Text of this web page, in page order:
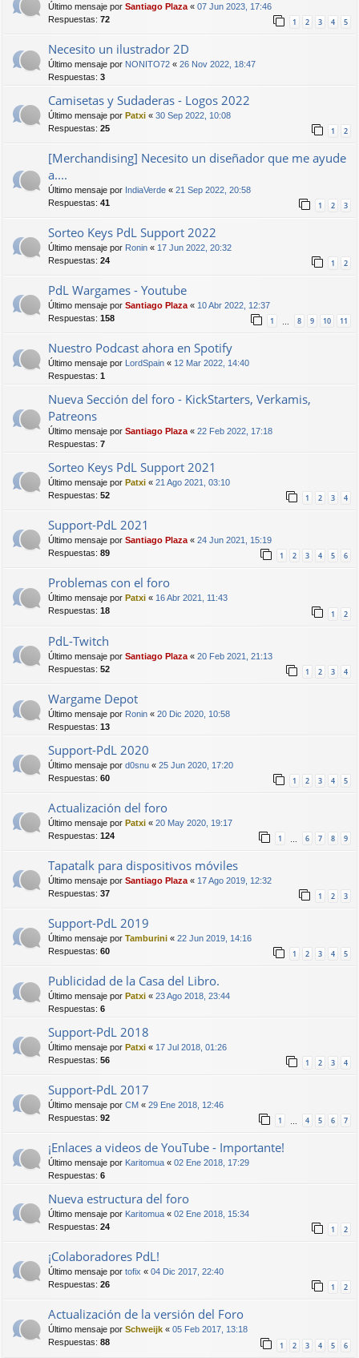
Último mensaje por Santiago Plaza « 07 Jun 2023, 17:46
Respuestas: 72 1 2 3 4 5
Necesito un ilustrador 2D
Último mensaje por NONITO72 « 26 Nov 2022, 18:47
Respuestas: 3
Camisetas y Sudaderas - Logos 2022
Último mensaje por Patxi « 30 Sep 2022, 10:08
Respuestas: 25 1 2
[Merchandising] Necesito un diseñador que me ayude
a....
Último mensaje por IndiaVerde « 21 Sep 2022, 20:58
Respuestas: 41 1 2 3
Sorteo Keys PdL Support 2022
Último mensaje por Ronin « 17 Jun 2022, 20:32
Respuestas: 24 1 2
PdL Wargames - Youtube
Último mensaje por Santiago Plaza « 10 Abr 2022, 12:37
Respuestas: 158 1 … 8 9 10 11
Nuestro Podcast ahora en Spotify
Último mensaje por LordSpain « 12 Mar 2022, 14:40
Respuestas: 1
Nueva Sección del foro - KickStarters, Verkamis,
Patreons
Último mensaje por Santiago Plaza « 22 Feb 2022, 17:18
Respuestas: 7
Sorteo Keys PdL Support 2021
Último mensaje por Patxi « 21 Ago 2021, 03:10
Respuestas: 52 1 2 3 4
Support-PdL 2021
Último mensaje por Santiago Plaza « 24 Jun 2021, 15:19
Respuestas: 89 1 2 3 4 5 6
Problemas con el foro
Último mensaje por Patxi « 16 Abr 2021, 11:43
Respuestas: 18 1 2
PdL-Twitch
Último mensaje por Santiago Plaza « 20 Feb 2021, 21:13
Respuestas: 52 1 2 3 4
Wargame Depot
Último mensaje por Ronin « 20 Dic 2020, 10:58
Respuestas: 13
Support-PdL 2020
Último mensaje por d0snu « 25 Jun 2020, 17:20
Respuestas: 60 1 2 3 4 5
Actualización del foro
Último mensaje por Patxi « 20 May 2020, 19:17
Respuestas: 124 1 6 7 8 9
Tapatalk para dispositivos móviles
Último mensaje por Santiago Plaza « 17 Ago 2019, 12:32
Respuestas: 37 1 2 3
Support-PdL 2019
Último mensaje por Tamburini « 22 Jun 2019, 14:16
Respuestas: 60 1 2 3 4 5
Publicidad de la Casa del Libro.
Último mensaje por Patxi « 23 Ago 2018, 23:44
Respuestas: 6
Support-PdL 2018
Último mensaje por Patxi « 17 Jul 2018, 01:26
Respuestas: 56 1 2 3 4
Support-PdL 2017
Último mensaje por CM « 29 Ene 2018, 12:46
Respuestas: 92 1 … 4 5 6 7
¡Enlaces a videos de YouTube - Importante!
Último mensaje por Karitomua « 02 Ene 2018, 17:29
Respuestas: 6
Nueva estructura del foro
Último mensaje por Karitomua « 02 Ene 2018, 15:34
Respuestas: 24 1 2
¡Colaboradores PdL!
Último mensaje por tofix « 04 Dic 2017, 22:40
Respuestas: 26 1 2
Actualización de la versión del Foro
Último mensaje por Schweijk « 05 Feb 2017, 13:18
Respuestas: 88 1 2 3 4 5 6